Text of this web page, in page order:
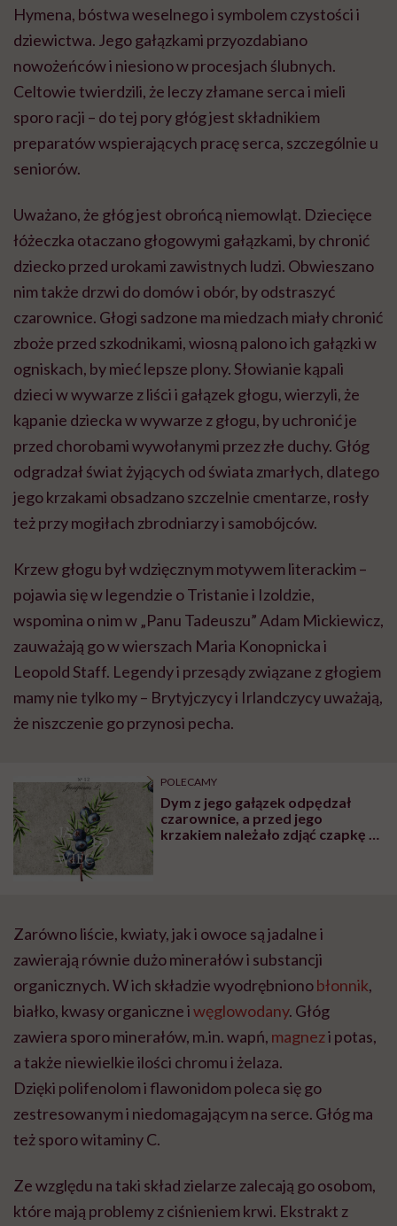
Hymena, bóstwa weselnego i symbolem czystości i
dziewictwa. Jego gałązkami przyozdabiano
nowożeńców i niesiono w procesjach ślubnych.
Celtowie twierdzili, że leczy złamane serca i mieli
sporo racji – do tej pory głóg jest składnikiem
preparatów wspierających pracę serca, szczególnie u
seniorów.
Uważano, że głóg jest obrońcą niemowląt. Dziecięce
łóżeczka otaczano głogowymi gałązkami, by chronić
dziecko przed urokami zawistnych ludzi. Obwieszano
nim także drzwi do domów i obór, by odstraszyć
czarownice. Głogi sadzone ma miedzach miały chronić
zboże przed szkodnikami, wiosną palono ich gałązki w
ogniskach, by mieć lepsze plony. Słowianie kąpali
dzieci w wywarze zliści i gałązek głogu, wierzyli, że
kąpanie dziecka w wywarze z głogu, by uchronić je
przed chorobami wywołanymi przez złe duchy. Głóg
odgradzał świat żyjących od świata zmarłych, dlatego
jego krzakami obsadzano szczelnie cmentarze, rosły
też przy mogiłach zbrodniarzy i samobójców.
Krzew głogu był wdzięcznym motywem literackim –
pojawia się w legendzie o Tristanie i Izoldzie,
wspomina o nim w „Panu Tadeuszu” Adam Mickiewicz,
zauważają go w wierszach Maria Konopnicka i
Leopold Staff. Legendy i przesądy związane z głogiem
mamy nie tylko my – Brytyjczycy i Irlandczycy uważają,
że niszczenie go przynosi pecha.
POLECAMY
Dym z jego gałązek odpędzał
czarownice, a przed jego
krzakiem należało zdjąć czapkę z
Zarówno liście, kwiaty, jak i owoce są jadalne i
zawierają równie dużo minerałów i substancji
organicznych. W ich składzie wyodrębnionobłonnik,
białko, kwasy organiczne iwęglowodany. Głóg
zawiera sporo minerałów, m.in. wapń, magnezi potas,
a także niewielkie ilości chromu i żelaza.
Dzięki polifenolomiflawonidompoleca się go
zestresowanym i niedomagającym na serce. Głóg ma
też sporo witaminy C.
Ze względu na taki skład zielarze zalecają go osobom,
które mają problemy z ciśnieniem krwi. Ekstrakt z